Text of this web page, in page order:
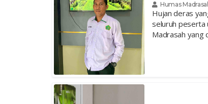
Humas
Hujan deras
seluruh peserta
Madrasah yang